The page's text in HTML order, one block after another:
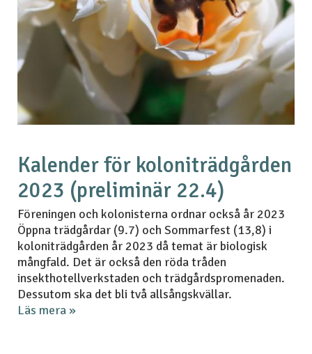
Kalender för koloniträdgården
2023 (preliminär 22.4)
Föreningen och kolonisterna ordnar också år 2023
Öppna trädgårdar (9.7) och Sommarfest (13,8) i
koloniträdgården år 2023 då temat är biologisk
mångfald. Det är också den röda tråden
insekthotellverkstaden och trädgårdspromenaden.
Dessutom ska det bli två allsångskvällar.
Läs mera »